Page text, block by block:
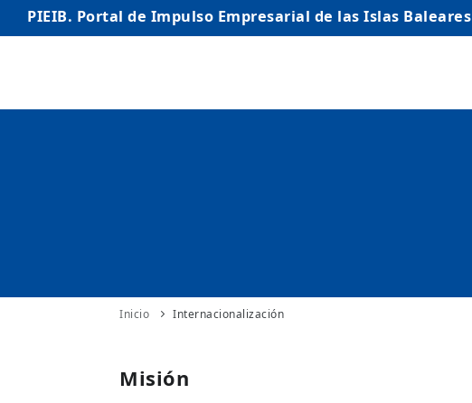
PIEIB. Portal de Impulso Empresarial de las Islas Baleares
INICIO
INTERNACIONALIZACIÓN
Inicio Internacionalización
Misión